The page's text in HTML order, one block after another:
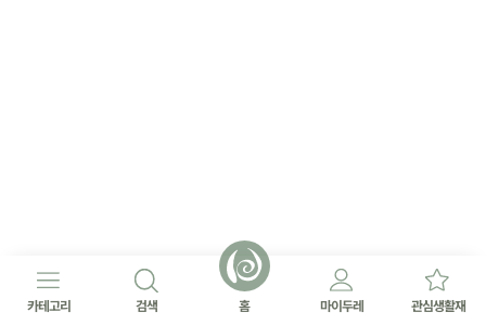
카테고리 검색 홈 마이두레 관심생활재